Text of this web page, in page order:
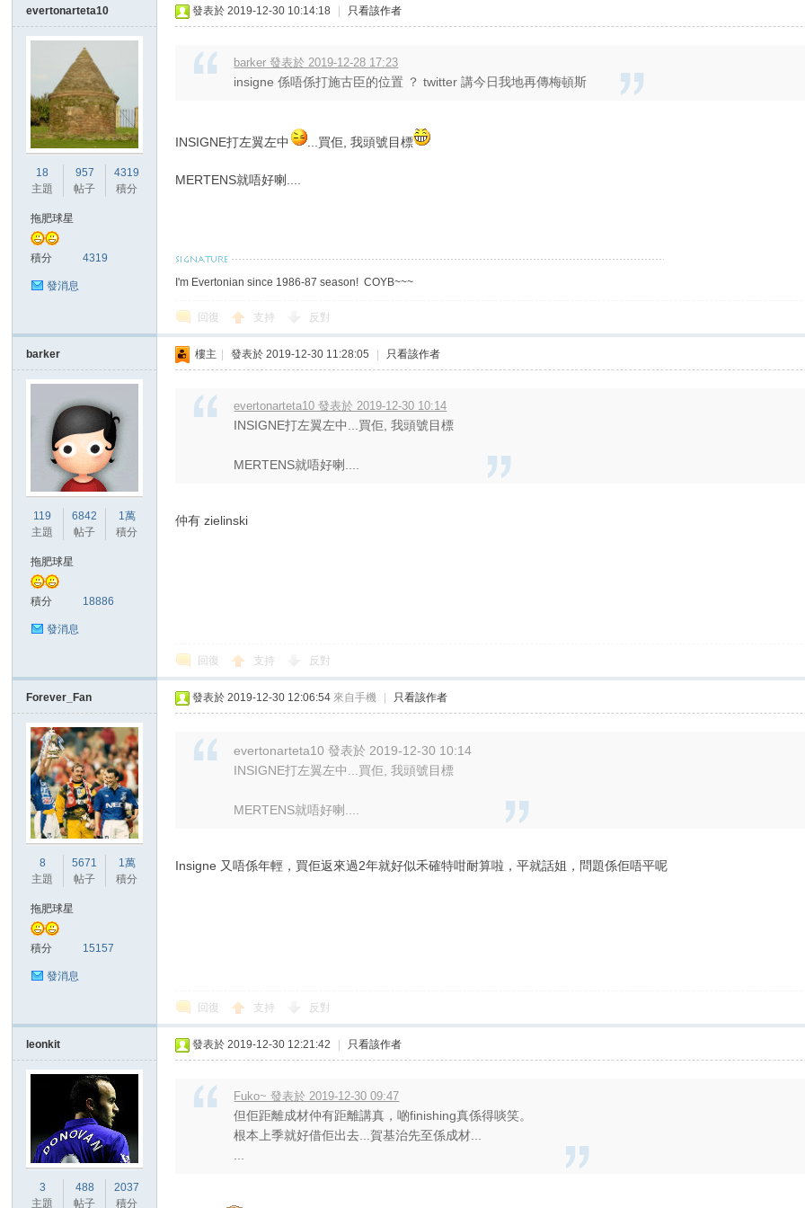
evertonarteta10
18
主題
957
帖子
4319
積分
拖肥球星
積分 4319
發消息
發表於 2019-12-30 10:14:18 只看該作者
barker 發表於 2019-12-28 17:23
insigne 係唔係打施古臣的位置 ？ twitter 講今日我地再傳梅頓斯
INSIGNE打左翼左中 ...買佢, 我頭號目標
MERTENS就唔好喇....
I'm Evertonian since 1986-87 season! COYB~~~
回復 支持 反對
barker
119
主題
6842
帖子
1萬
積分
拖肥球星
積分 18886
發消息
樓主 發表於 2019-12-30 11:28:05 只看該作者
evertonarteta10 發表於 2019-12-30 10:14
INSIGNE打左翼左中...買佢, 我頭號目標
MERTENS就唔好喇....
仲有 zielinski
回復 支持 反對
Forever_Fan
8
主題
5671
帖子
1萬
積分
拖肥球星
積分 15157
發消息
發表於 2019-12-30 12:06:54 來自手機 只看該作者
evertonarteta10 發表於 2019-12-30 10:14
INSIGNE打左翼左中...買佢, 我頭號目標
MERTENS就唔好喇....
Insigne 又唔係年輕，買佢返來過2年就好似禾確特咁耐算啦，平就話姐，問題係佢唔平呢
回復 支持 反對
leonkit
3
主題
488
帖子
2037
積分
發表於 2019-12-30 12:21:42 只看該作者
Fuko~ 發表於 2019-12-30 09:47
但佢距離成材仲有距離講真，啲finishing真係得啖笑。
根本上季就好借佢出去...賀基治先至係成材...